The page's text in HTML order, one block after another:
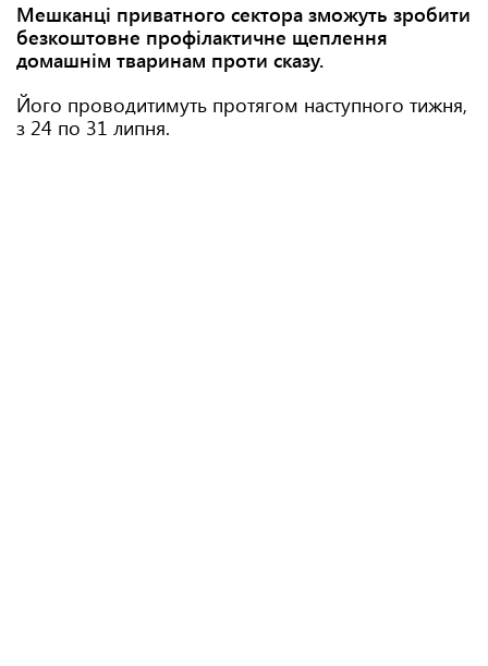
Мешканці приватного сектора зможуть зробити
безкоштовне профілактичне щеплення
домашнім тваринам проти сказу.
Його проводитимуть протягом наступного тижня,
з 24 по 31 липня.